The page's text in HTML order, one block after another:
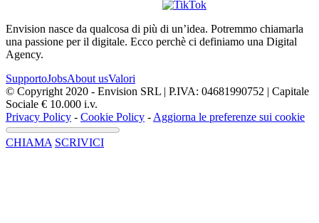
Envision nasce da qualcosa di più di un’idea. Potremmo chiamarla
una passione per il digitale. Ecco perchè ci definiamo una Digital
Agency.
SupportoJobsAbout usValori
© Copyright 2020 - Envision SRL | P.IVA: 04681990752 | Capitale
Sociale € 10.000 i.v.
Privacy Policy - Cookie Policy - Aggiorna le preferenze sui cookie
CHIAMA SCRIVICI